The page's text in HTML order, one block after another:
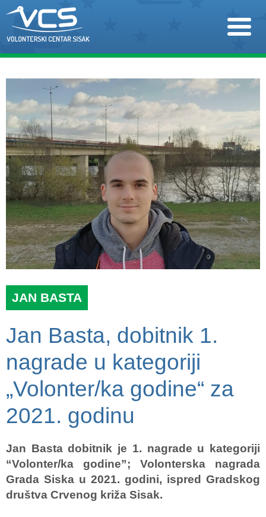
JAN BASTA
Jan Basta, dobitnik 1.
nagrade u kategoriji
„Volonter/ka godine“ za
2021. godinu
Jan Basta dobitnik je 1. nagrade u kategoriji
“Volonter/ka godine”; Volonterska nagrada
Grada Siska u 2021. godini, ispred Gradskog
društva Crvenog križa Sisak.